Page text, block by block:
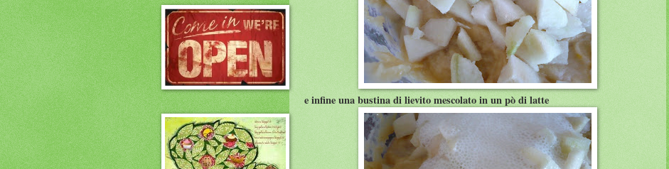
e infine una bustina di lievito mescolato in un pò di latte